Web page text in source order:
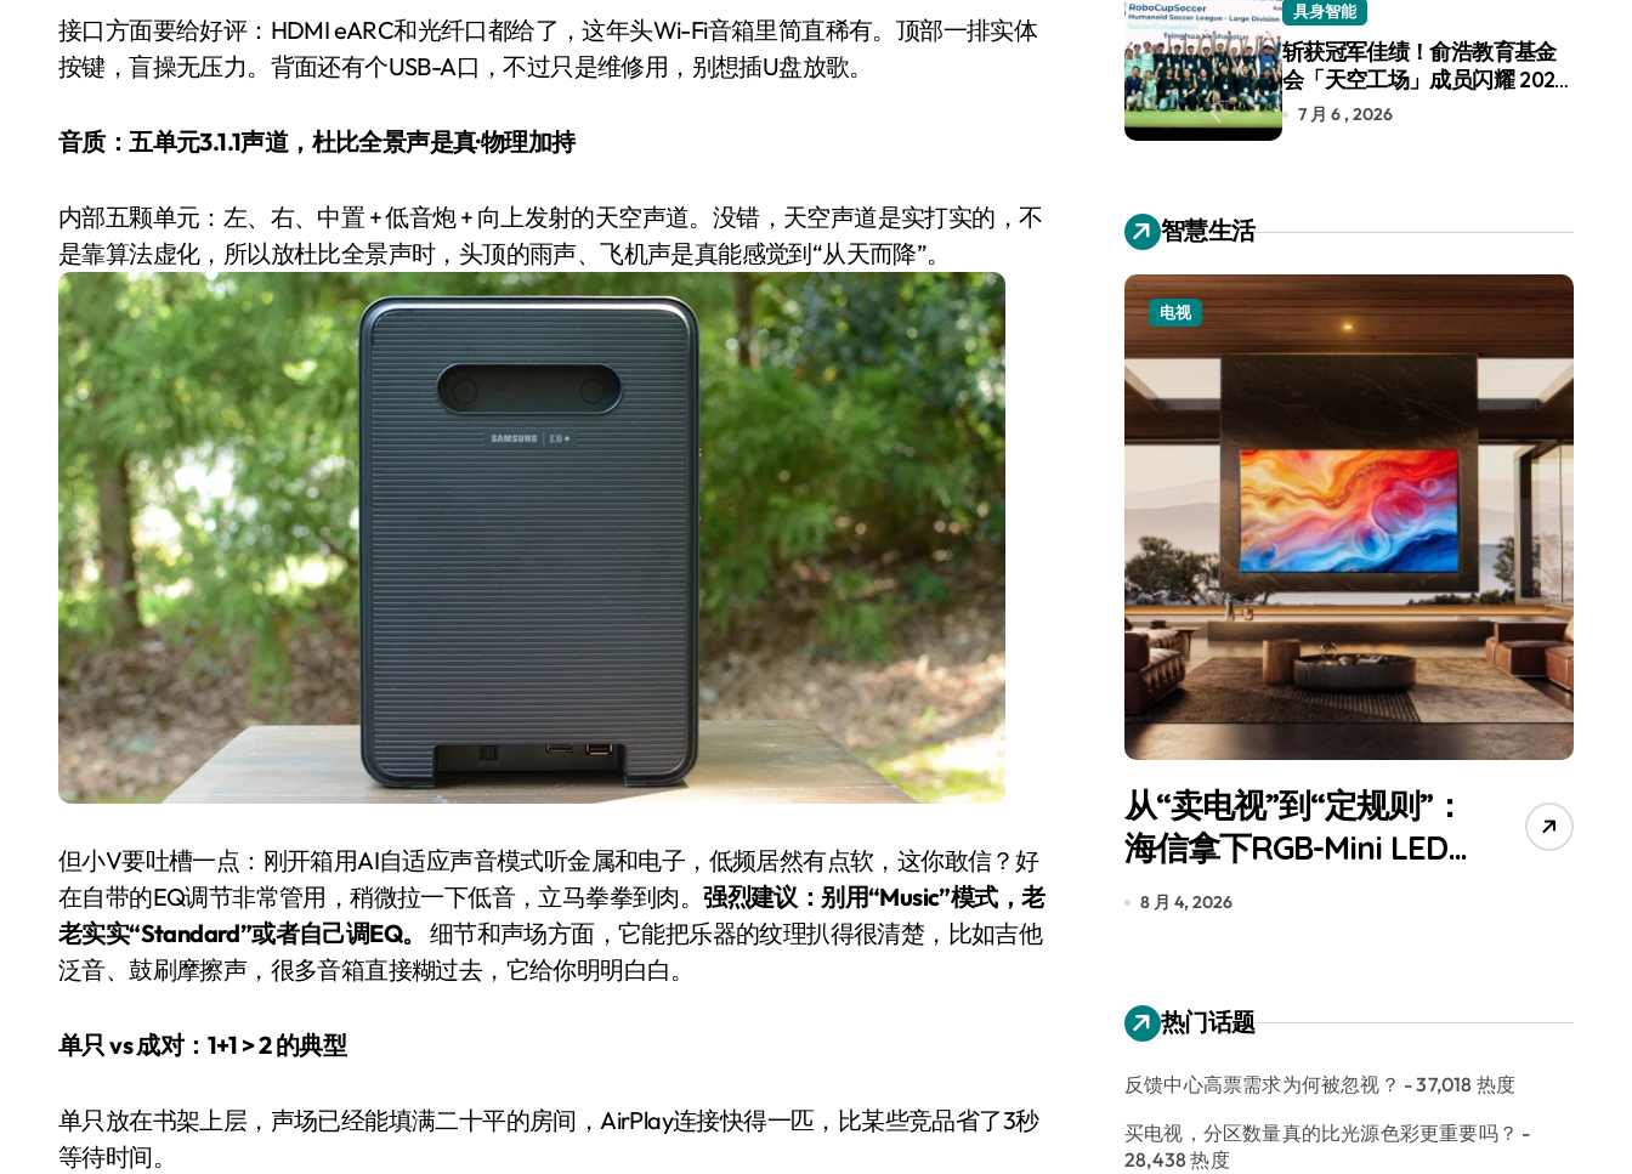
接口方面要给好评：HDMI eARC和光纤口都给了，这年头Wi-Fi音箱里简直稀有。顶部一排实体
按键，盲操无压力。背面还有个USB-A口，不过只是维修用，别想插U盘放歌。
音质：五单元3.1.1声道，杜比全景声是真·物理加持
内部五颗单元：左、右、中置 + 低音炮 + 向上发射的天空声道。没错，天空声道是实打实的，不
是靠算法虚化，所以放杜比全景声时，头顶的雨声、飞机声是真能感觉到“从天而降”。
但小V要吐槽一点：刚开箱用AI自适应声音模式听金属和电子，低频居然有点软，这你敢信？好
在自带的EQ调节非常管用，稍微拉一下低音，立马拳拳到肉。强烈建议：别用“Music”模式，老
老实实“Standard”或者自己调EQ。 细节和声场方面，它能把乐器的纹理扒得很清楚，比如吉他
泛音、鼓刷摩擦声，很多音箱直接糊过去，它给你明明白白。
单只 vs 成对：1+1 > 2 的典型
单只放在书架上层，声场已经能填满二十平的房间，AirPlay连接快得一匹，比某些竞品省了3秒
等待时间。
具身智能
斩获冠军佳绩！俞浩教育基金
会「天空工场」成员闪耀 2026
RoboCup 机器人世界杯
7 月 6 , 2026
智慧生活
电视
从电视一哥到声学霸主，
TCL用一套‘完整体系’砸
开了回音壁的顶级牌桌
7 月 27, 2026
小家电
追觅清洁电器全球累计出
货量破4000万台，技术
创新驱动多品类增长
8 月 6, 2026
从“卖电视”到“定规则”：
海信拿下RGB-Mini LED
全球话语权
8 月 4, 2026
小家电
追觅
们的
热门话题
反馈中心高票需求为何被忽视？ - 37,018 热度
买电视，分区数量真的比光源色彩更重要吗？ -
28,438 热度